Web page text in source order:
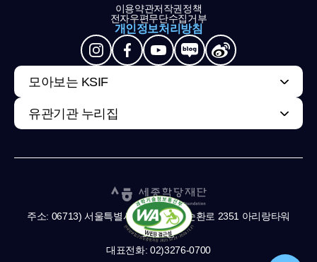
이용약관저작권정책
전자우편무단수집거부
개인정보처리방침
모아보는 KSIF
유관기관 누리집
주소: 06713) 서울특별시 서초구 남부순환로 2351 아리랑타워
11,13층
대표전화: 02)3276-0700